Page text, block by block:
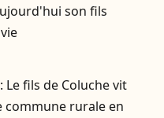
son fils
Le fils de Coluche vit
commune rurale en